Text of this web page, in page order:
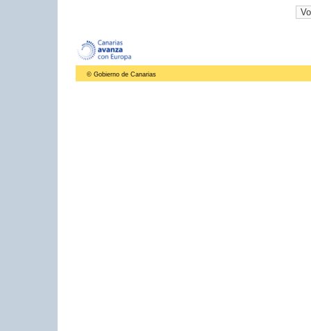
© Gobierno de Canarias